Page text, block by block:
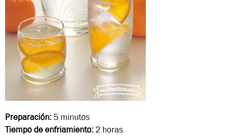
Preparación: 5 minutos
Tiempo de enfriamiento:2 horas